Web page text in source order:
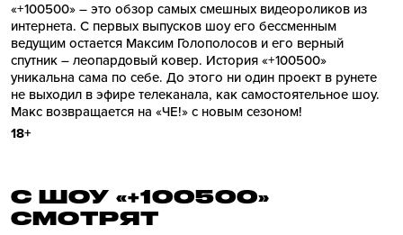
«+100500» – это обзор самых смешных видеороликов из
интернета. С первых выпусков шоу его бессменным
ведущим остается Максим Голополосов и его верный
спутник – леопардовый ковер. История «+100500»
уникальна сама по себе. До этого ни один проект в рунете
не выходил в эфире телеканала, как самостоятельное шоу.
Макс возвращается на «ЧЕ!» с новым сезоном!
18+
С ШОУ «+100500»
СМОТРЯТ